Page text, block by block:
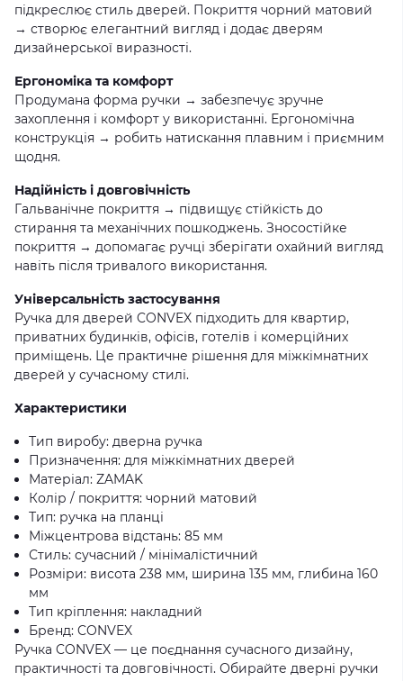
підкреслює стиль дверей. Покриття чорний матовий
→ створює елегантний вигляд і додає дверям
дизайнерської виразності.
Ергономіка та комфорт
Продумана форма ручки → забезпечує зручне
захоплення і комфорт у використанні. Ергономічна
конструкція → робить натискання плавним і приємним
щодня.
Надійність і довговічність
Гальванічне покриття → підвищує стійкість до
стирання та механічних пошкоджень. Зносостійке
покриття → допомагає ручці зберігати охайний вигляд
навіть після тривалого використання.
Універсальність застосування
Ручка для дверей CONVEX підходить для квартир,
приватних будинків, офісів, готелів і комерційних
приміщень. Це практичне рішення для міжкімнатних
дверей у сучасному стилі.
Характеристики
Тип виробу: дверна ручка
Призначення: для міжкімнатних дверей
Матеріал: ZAMAK
Колір / покриття: чорний матовий
Тип: ручка на планці
Міжцентрова відстань: 85 мм
Стиль: сучасний / мінімалістичний
Розміри: висота 238 мм, ширина 135 мм, глибина 160
мм
Тип кріплення: накладний
Бренд: CONVEX
Ручка CONVEX — це поєднання сучасного дизайну,
практичності та довговічності. Обирайте дверні ручки